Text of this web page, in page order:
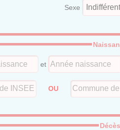
Sexe
et
OU
Décès